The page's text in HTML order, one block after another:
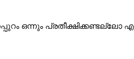
ഒന്നും പ്രതീക്ഷിക്കണ്ടല്ലോ